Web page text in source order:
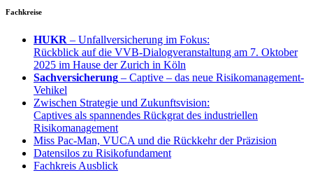
Fachkreise
HUKR – Unfallversicherung im Fokus:
Rückblick auf die VVB-Dialogveranstaltung am 7. Oktober
2025 im Hause der Zurich in Köln
Sachversicherung – Captive – das neue Risikomanagement-
Vehikel
Zwischen Strategie und Zukunftsvision:
Captives als spannendes Rückgrat des industriellen
Risikomanagement
Miss Pac-Man, VUCA und die Rückkehr der Präzision
Datensilos zu Risikofundament
Fachkreis Ausblick